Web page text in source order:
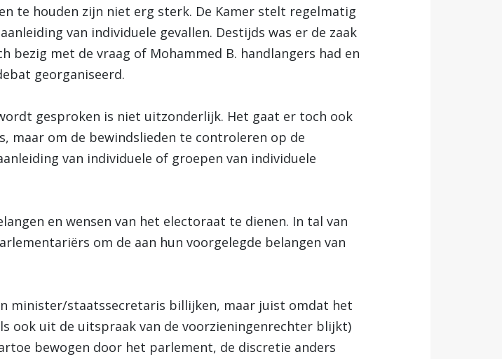
te houden zijn niet erg sterk. De Kamer stelt regelmatig
van individuele gevallen. Destijds was er de zaak
bezig met de vraag of Mohammed B. handlangers had en
georganiseerd.
gesproken is niet uitzonderlijk. Het gaat er toch ook
maar om de bewindslieden te controleren op de
van individuele of groepen van individuele
en wensen van het electoraat te dienen. In tal van
om de aan hun voorgelegde belangen van
minister/staatssecretaris billijken, maar juist omdat het
ook uit de uitspraak van de voorzieningenrechter blijkt)
bewogen door het parlement, de discretie anders